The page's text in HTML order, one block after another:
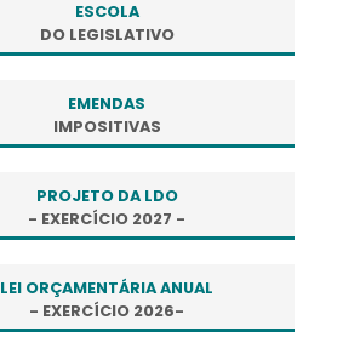
ESCOLA
DO LEGISLATIVO
EMENDAS
IMPOSITIVAS
PROJETO DA LDO
- EXERCÍCIO 2027 -
LEI ORÇAMENTÁRIA ANUAL
- EXERCÍCIO 2026-